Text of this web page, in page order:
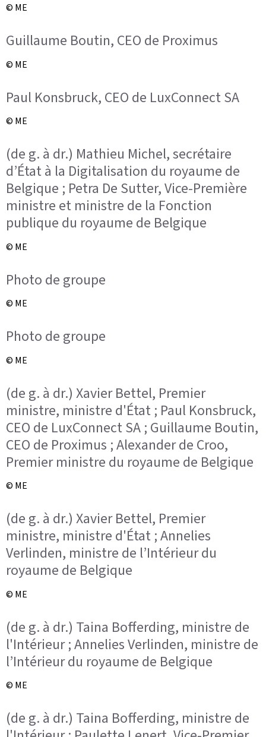
© ME
Guillaume Boutin, CEO de Proximus
© ME
Paul Konsbruck, CEO de LuxConnect SA
© ME
(de g. à dr.) Mathieu Michel, secrétaire
d’État à la Digitalisation du royaume de
Belgique ; Petra De Sutter, Vice-Première
ministre et ministre de la Fonction
publique du royaume de Belgique
© ME
Photo de groupe
© ME
Photo de groupe
© ME
(de g. à dr.) Xavier Bettel, Premier
ministre, ministre d'État ; Paul Konsbruck,
CEO de LuxConnect SA ; Guillaume Boutin,
CEO de Proximus ; Alexander de Croo,
Premier ministre du royaume de Belgique
© ME
(de g. à dr.) Xavier Bettel, Premier
ministre, ministre d'État ; Annelies
Verlinden, ministre de l’Intérieur du
royaume de Belgique
© ME
(de g. à dr.) Taina Bofferding, ministre de
l'Intérieur ; Annelies Verlinden, ministre de
l’Intérieur du royaume de Belgique
© ME
(de g. à dr.) Taina Bofferding, ministre de